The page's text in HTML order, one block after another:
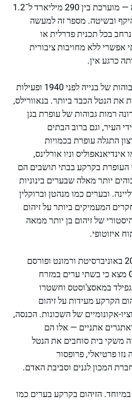
והחלפתה באדמה נקייה — מוערכת בין 290 מיליארד ל־1.2
ובשיטה. מספר זה למעשה
בכל תכנית פדרלית או
אפשרי ללא מחויבות ציבורית
כרגע אין.
ערים ישנות עם רמות גבוהות של בנייה לפני 1940 ופעילות
את הנטל הכבד ביותר. בנאוורילס,
רמות גבוהות של עופרת בגן
העיר, וגם ברוב הבתים
התגלה עופרת בכמויות
וניו אורלינס,
העופרת בקרקע בבתי תושבים הם
יותר מאלה שבערים בינוניות
ובערים כמו מנהטן וברוקלין
המעמיקים ביותר על זיהום
של זיהום בן יותר ממאה
איזוטופי.
מחקר שנערך ביוני 2026 באוניברסיטת ורמונט ופורסם
בכתב העת GeoHealth מצא כי בשתי ערים במזרח
במאסצ'וסטס וחשטרו
הקרקע מעידות על זיהום
אקונומיים של השכונות. הכנסה,
אתניים — אלו הם
משקי בית סוחבים את הנטל
פרטיאלי, פרופסור
המכון לגנים וסביבת האדם.
הזיהום בקרקע בערים כמו